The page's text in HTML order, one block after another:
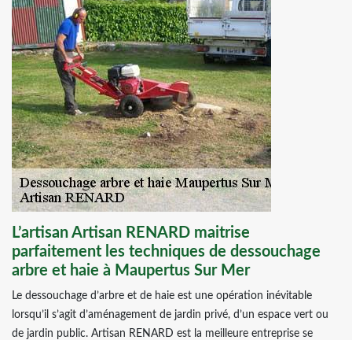
L’artisan Artisan RENARD maitrise
parfaitement les techniques de dessouchage
arbre et haie à Maupertus Sur Mer
Le dessouchage d’arbre et de haie est une opération inévitable
lorsqu’il s’agit d’aménagement de jardin privé, d’un espace vert ou
de jardin public. Artisan RENARD est la meilleure entreprise se